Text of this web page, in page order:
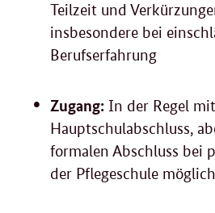
Teilzeit und
insbesondere bei
Berufserfahrung
Zugang: In der Regel mit
Hauptschulabschluss,
formalen Abschluss bei
der Pflegeschule möglich